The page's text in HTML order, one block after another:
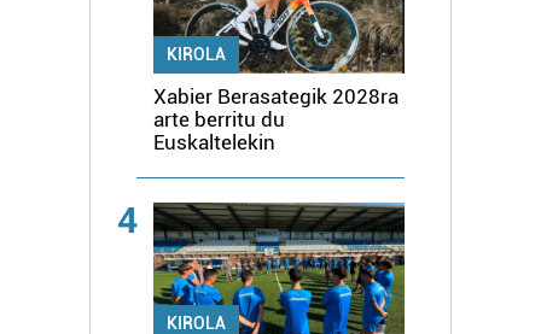
KIROLA
Xabier Berasategik 2028ra
arte berritu du
Euskaltelekin
4
KIROLA